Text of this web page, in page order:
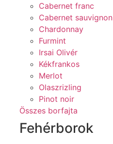
Cabernet franc
Cabernet sauvignon
Chardonnay
Furmint
Irsai Olivér
Kékfrankos
Merlot
Olaszrizling
Pinot noir
Összes borfajta
Fehérborok